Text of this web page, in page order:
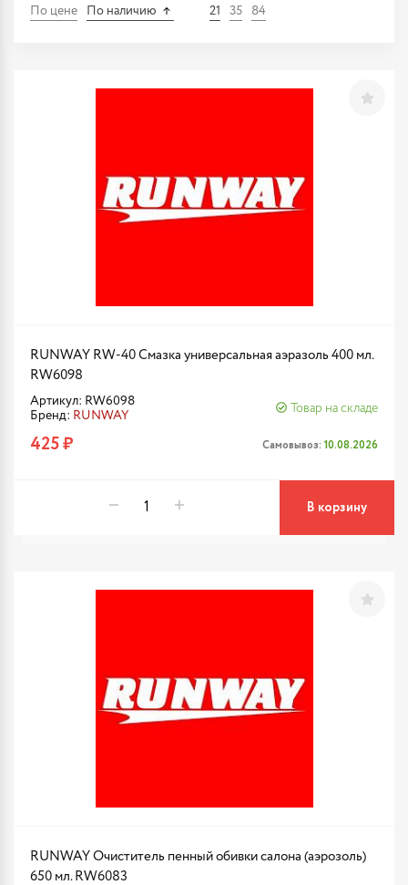
По цене По наличию 21 35 84
RUNWAY RW-40 Смазка универсальная аэразоль 400 мл.
RW6098
Артикул: RW6098
Бренд: RUNWAY
Товар на складе
425 ₽ Самовывоз: 10.08.2026
В корзину
RUNWAY Очиститель пенный обивки салона (аэрозоль)
650 мл. RW6083